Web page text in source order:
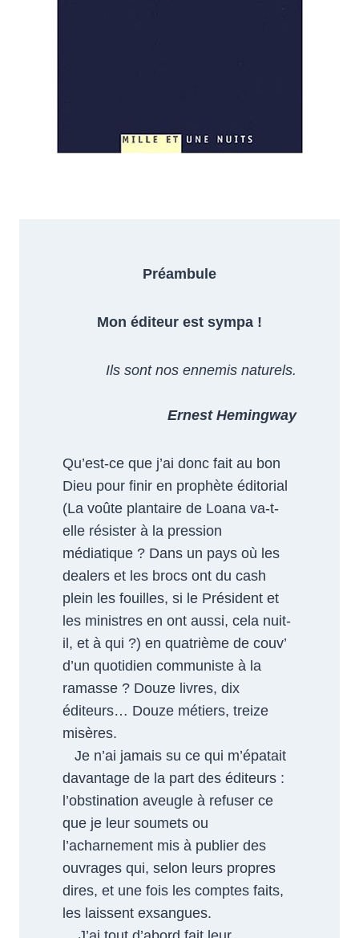
Préambule
Mon éditeur est sympa !
Ils sont nos ennemis naturels.
Ernest Hemingway
Qu’est-ce que j’ai donc fait au bon
Dieu pour finir en prophète éditorial
(La voûte plantaire de Loana va-t-
elle résister à la pression
médiatique ? Dans un pays où les
dealers et les brocs ont du cash
plein les fouilles, si le Président et
les ministres en ont aussi, cela nuit-
il, et à qui ?) en quatrième de couv’
d’un quotidien communiste à la
ramasse ? Douze livres, dix
éditeurs… Douze métiers, treize
misères.
Je n’ai jamais su ce qui m’épatait
davantage de la part des éditeurs :
l’obstination aveugle à refuser ce
que je leur soumets ou
l’acharnement mis à publier des
ouvrages qui, selon leurs propres
dires, et une fois les comptes faits,
les laissent exsangues.